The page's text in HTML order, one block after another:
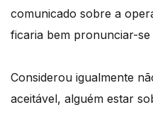
comunicado sobre a
ficaria bem pronunciar-se
Considerou igualmente
aceitável, alguém estar